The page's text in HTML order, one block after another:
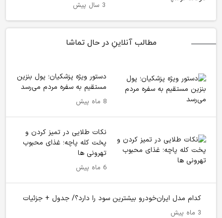
3 سال پیش
مطالب آنلاینِ در حال تماشا
دستور ویژه پزشکیان؛ پول بنزین
مستقیم به سفره مردم می‌رسد
8 ماه پیش
نکات طلایی در تمیز کردن و
پخت کله پاچه؛ غذای محبوب
تهرونی ها
6 ماه پیش
کدام مدل ایران‌خودرو بیشترین سود را دارد؟/ جدول + جزئیات
3 ماه پیش